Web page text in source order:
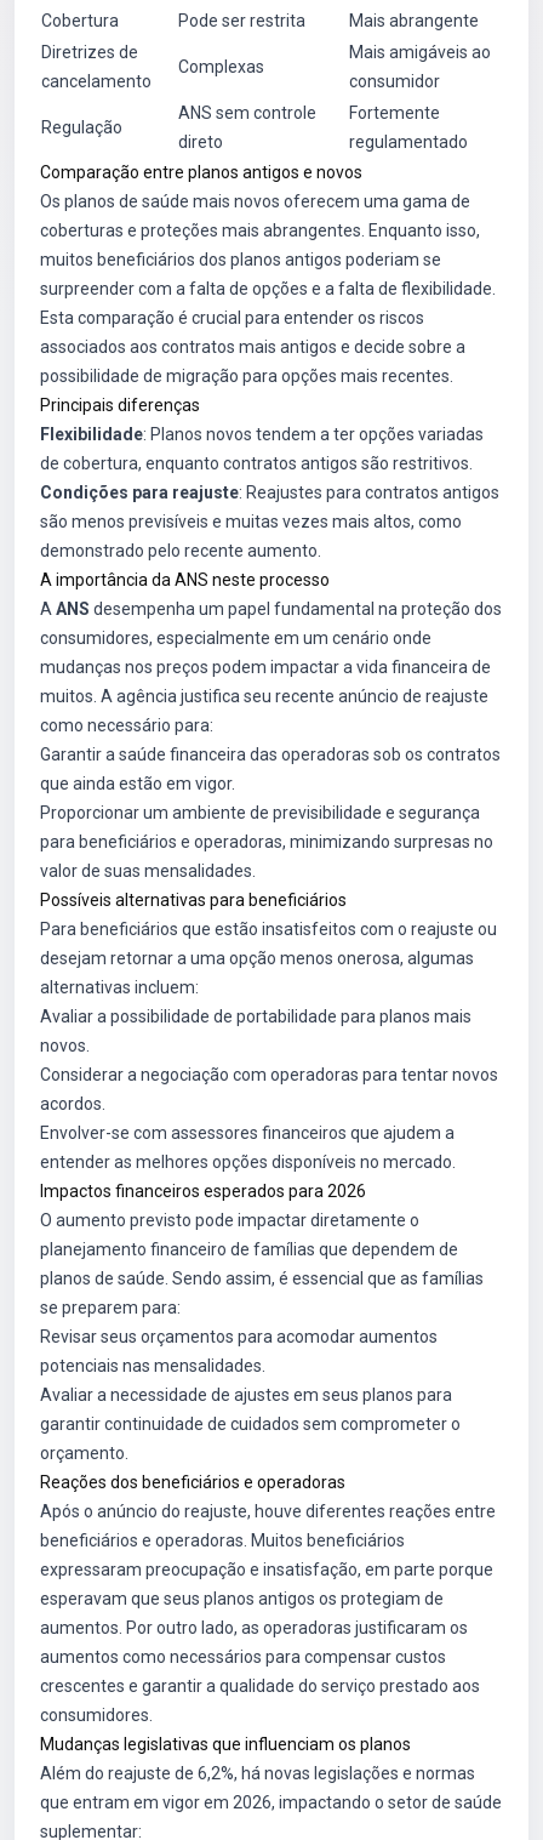
Cobertura Pode ser restrita
Mais abrangente
Diretrizes de
cancelamento
Complexas
Mais amigáveis ao
consumidor
Regulação
ANS sem controle
direto
Fortemente
regulamentado
Comparação entre planos antigos e novos
Os planos de saúde mais novos oferecem uma gama de
coberturas e proteções mais abrangentes. Enquanto isso,
muitos beneficiários dos planos antigos poderiam se
surpreender com a falta de opções e a falta de flexibilidade.
Esta comparação é crucial para entender os riscos
associados aos contratos mais antigos e decide sobre a
possibilidade de migração para opções mais recentes.
Principais diferenças
Flexibilidade: Planos novos tendem a ter opções variadas
de cobertura, enquanto contratos antigos são restritivos.
Condições para reajuste: Reajustes para contratos antigos
são menos previsíveis e muitas vezes mais altos, como
demonstrado pelo recente aumento.
A importância da ANS neste processo
A ANS desempenha um papel fundamental na proteção dos
consumidores, especialmente em um cenário onde
mudanças nos preços podem impactar a vida financeira de
muitos. A agência justifica seu recente anúncio de reajuste
como necessário para:
Garantir a saúde financeira das operadoras sob os contratos
que ainda estão em vigor.
Proporcionar um ambiente de previsibilidade e segurança
para beneficiários e operadoras, minimizando surpresas no
valor de suas mensalidades.
Possíveis alternativas para beneficiários
Para beneficiários que estão insatisfeitos com o reajuste ou
desejam retornar a uma opção menos onerosa, algumas
alternativas incluem:
Avaliar a possibilidade de portabilidade para planos mais
novos.
Considerar a negociação com operadoras para tentar novos
acordos.
Envolver-se com assessores financeiros que ajudem a
entender as melhores opções disponíveis no mercado.
Impactos financeiros esperados para 2026
O aumento previsto pode impactar diretamente o
planejamento financeiro de famílias que dependem de
planos de saúde. Sendo assim, é essencial que as famílias
se preparem para:
Revisar seus orçamentos para acomodar aumentos
potenciais nas mensalidades.
Avaliar a necessidade de ajustes em seus planos para
garantir continuidade de cuidados sem comprometer o
orçamento.
Reações dos beneficiários e operadoras
Após o anúncio do reajuste, houve diferentes reações entre
beneficiários e operadoras. Muitos beneficiários
expressaram preocupação e insatisfação, em parte porque
esperavam que seus planos antigos os protegiam de
aumentos. Por outro lado, as operadoras justificaram os
aumentos como necessários para compensar custos
crescentes e garantir a qualidade do serviço prestado aos
consumidores.
Mudanças legislativas que influenciam os planos
Além do reajuste de 6,2%, há novas legislações e normas
que entram em vigor em 2026, impactando o setor de saúde
suplementar: